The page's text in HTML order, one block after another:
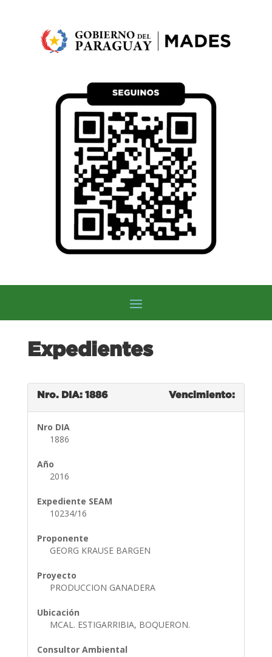
Expedientes
Nro. DIA: 1886 Vencimiento:
Nro DIA
1886
Año
2016
Expediente SEAM
10234/16
Proponente
GEORG KRAUSE BARGEN
Proyecto
PRODUCCION GANADERA
Ubicación
MCAL. ESTIGARRIBIA, BOQUERON.
Consultor Ambiental